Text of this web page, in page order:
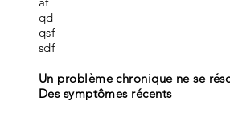
qd
qsf
sdf
Un problème chronique ne se
Des symptômes récents